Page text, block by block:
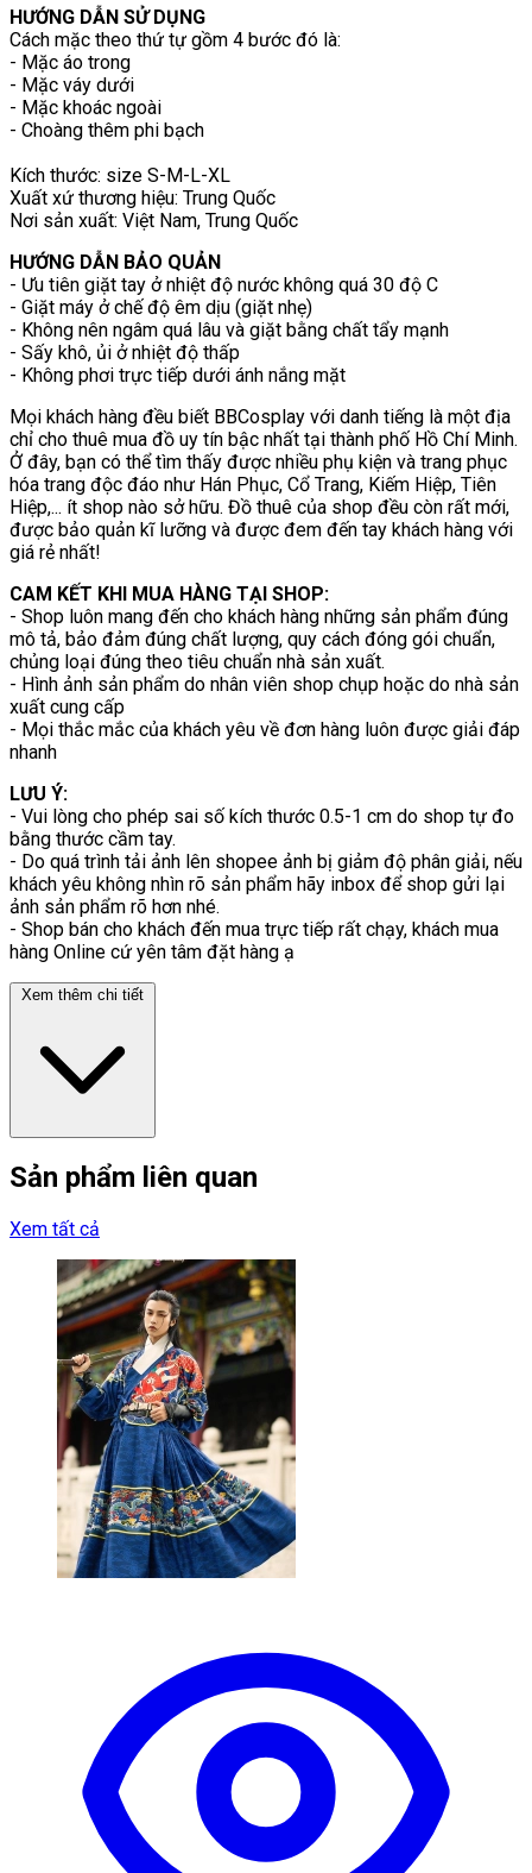
HƯỚNG DẪN SỬ DỤNG
Cách mặc theo thứ tự gồm 4 bước đó là:
- Mặc áo trong
- Mặc váy dưới
- Mặc khoác ngoài
- Choàng thêm phi bạch
Kích thước: size S-M-L-XL
Xuất xứ thương hiệu: Trung Quốc
Nơi sản xuất: Việt Nam, Trung Quốc
HƯỚNG DẪN BẢO QUẢN
- Ưu tiên giặt tay ở nhiệt độ nước không quá 30 độ C
- Giặt máy ở chế độ êm dịu (giặt nhẹ)
- Không nên ngâm quá lâu và giặt bằng chất tẩy mạnh
- Sấy khô, ủi ở nhiệt độ thấp
- Không phơi trực tiếp dưới ánh nắng mặt
Mọi khách hàng đều biết BBCosplay với danh tiếng là một địa
chỉ cho thuê mua đồ uy tín bậc nhất tại thành phố Hồ Chí Minh.
Ở đây, bạn có thể tìm thấy được nhiều phụ kiện và trang phục
hóa trang độc đáo như Hán Phục, Cổ Trang, Kiếm Hiệp, Tiên
Hiệp,... ít shop nào sở hữu. Đồ thuê của shop đều còn rất mới,
được bảo quản kĩ lưỡng và được đem đến tay khách hàng với
giá rẻ nhất!
CAM KẾT KHI MUA HÀNG TẠI SHOP:
- Shop luôn mang đến cho khách hàng những sản phẩm đúng
mô tả, bảo đảm đúng chất lượng, quy cách đóng gói chuẩn,
chủng loại đúng theo tiêu chuẩn nhà sản xuất.
- Hình ảnh sản phẩm do nhân viên shop chụp hoặc do nhà sản
xuất cung cấp
- Mọi thắc mắc của khách yêu về đơn hàng luôn được giải đáp
nhanh
LƯU Ý:
- Vui lòng cho phép sai số kích thước 0.5-1 cm do shop tự đo
bằng thước cầm tay.
- Do quá trình tải ảnh lên shopee ảnh bị giảm độ phân giải, nếu
khách yêu không nhìn rõ sản phẩm hãy inbox để shop gửi lại
ảnh sản phẩm rõ hơn nhé.
- Shop bán cho khách đến mua trực tiếp rất chạy, khách mua
hàng Online cứ yên tâm đặt hàng ạ
Xem thêm chi tiết
Sản phẩm liên quan
Xem tất cả